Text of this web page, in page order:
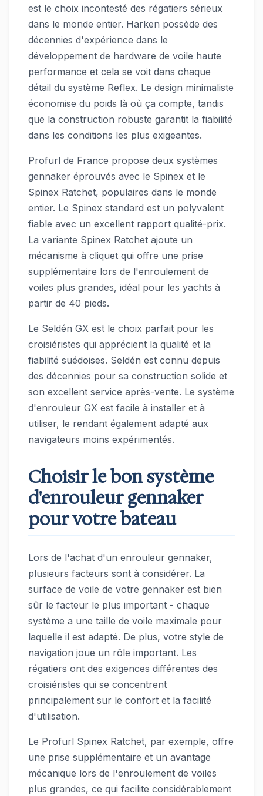
est le choix incontesté des régatiers sérieux
dans le monde entier. Harken possède des
décennies d'expérience dans le
développement de hardware de voile haute
performance et cela se voit dans chaque
détail du système Reflex. Le design minimaliste
économise du poids là où ça compte, tandis
que la construction robuste garantit la fiabilité
dans les conditions les plus exigeantes.
Profurl de France propose deux systèmes
gennaker éprouvés avec le Spinex et le
Spinex Ratchet, populaires dans le monde
entier. Le Spinex standard est un polyvalent
fiable avec un excellent rapport qualité-prix.
La variante Spinex Ratchet ajoute un
mécanisme à cliquet qui offre une prise
supplémentaire lors de l'enroulement de
voiles plus grandes, idéal pour les yachts à
partir de 40 pieds.
Le Seldén GX est le choix parfait pour les
croisiéristes qui apprécient la qualité et la
fiabilité suédoises. Seldén est connu depuis
des décennies pour sa construction solide et
son excellent service après-vente. Le système
d'enrouleur GX est facile à installer et à
utiliser, le rendant également adapté aux
navigateurs moins expérimentés.
Choisir le bon système
d'enrouleur gennaker
pour votre bateau
Lors de l'achat d'un enrouleur gennaker,
plusieurs facteurs sont à considérer. La
surface de voile de votre gennaker est bien
sûr le facteur le plus important - chaque
système a une taille de voile maximale pour
laquelle il est adapté. De plus, votre style de
navigation joue un rôle important. Les
régatiers ont des exigences différentes des
croisiéristes qui se concentrent
principalement sur le confort et la facilité
d'utilisation.
Le Profurl Spinex Ratchet, par exemple, offre
une prise supplémentaire et un avantage
mécanique lors de l'enroulement de voiles
plus grandes, ce qui facilite considérablement